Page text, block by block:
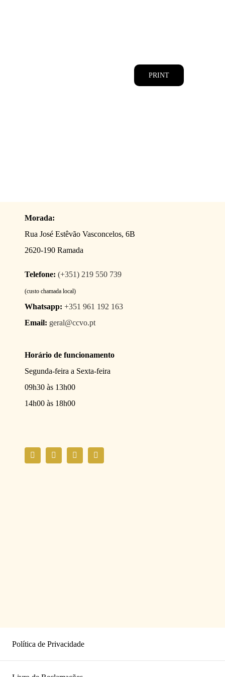
PRINT
Política de Privacidade
Morada:
Rua José Estêvão Vasconcelos, 6B
2620-190 Ramada
Telefone: (+351) 219 550 739
(custo chamada local)
Whatsapp: +351 961 192 163
Email: geral@ccvo.pt
Horário de funcionamento
Segunda-feira a Sexta-feira
09h30 às 13h00
14h00 às 18h00